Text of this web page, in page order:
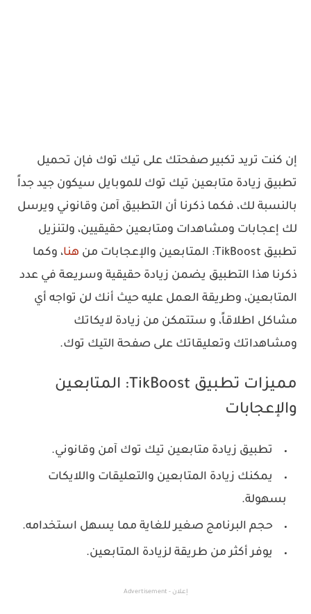
إن كنت تريد تكبير صفحتك على تيك توك فإن تحميل
تطبيق زيادة متابعين تيك توك للموبايل سيكون جيد جداً
بالنسبة لك، فكما ذكرنا أن التطبيق آمن وقانوني ويرسل
لك إعجابات ومشاهدات ومتابعين حقيقيين، ولتنزيل
تطبيق TikBoost: المتابعين والإعجابات من
هنا، وكما
ذكرنا هذا التطبيق يضمن زيادة حقيقية وسريعة في عدد
المتابعين، وطريقة العمل عليه حيث أنك لن تواجه أي
مشاكل اطلاقاً، و ستتمكن من زيادة لايكاتك
ومشاهداتك وتعليقاتك على صفحة التيك توك.
مميزات تطبيق TikBoost: المتابعين
والإعجابات
تطبيق زيادة متابعين تيك توك آمن وقانوني.
يمكنك زيادة المتابعين والتعليقات واللايكات
بسهولة.
حجم البرنامج صغير للغاية مما يسهل استخدامه.
يوفر أكثر من طريقة لزيادة المتابعين.
إعلان - Advertisement